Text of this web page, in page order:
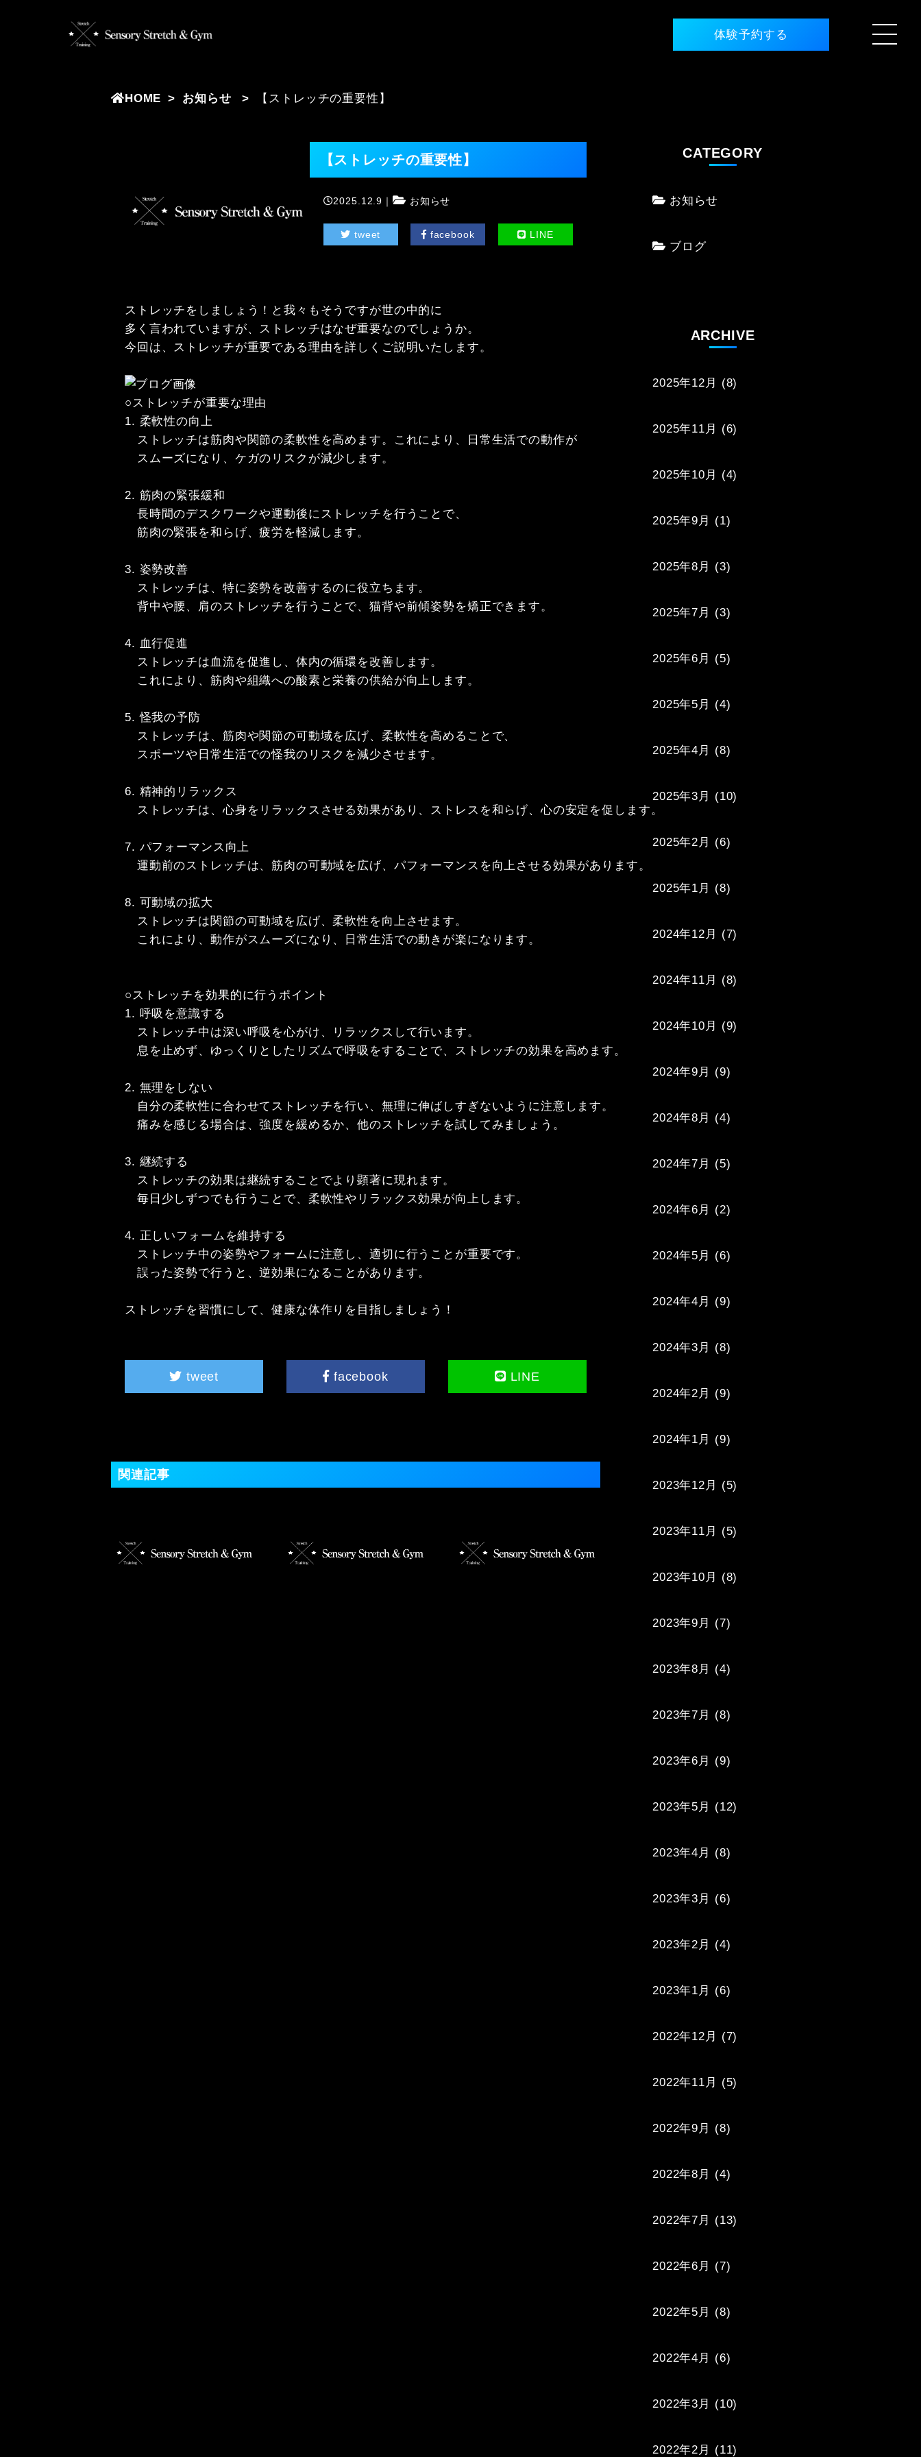
体験予約する
HOME お知らせ 【ストレッチの重要性】
【ストレッチの重要性】
2025.12.9｜ お知らせ
tweet facebook LINE
ストレッチをしましょう！と我々もそうですが世の中的に
多く言われていますが、ストレッチはなぜ重要なのでしょうか。
今回は、ストレッチが重要である理由を詳しくご説明いたします。
○ストレッチが重要な理由
1. 柔軟性の向上
ストレッチは筋肉や関節の柔軟性を高めます。これにより、日常生活での動作が
スムーズになり、ケガのリスクが減少します。
2. 筋肉の緊張緩和
長時間のデスクワークや運動後にストレッチを行うことで、
筋肉の緊張を和らげ、疲労を軽減します。
3. 姿勢改善
ストレッチは、特に姿勢を改善するのに役立ちます。
背中や腰、肩のストレッチを行うことで、猫背や前傾姿勢を矯正できます。
4. 血行促進
ストレッチは血流を促進し、体内の循環を改善します。
これにより、筋肉や組織への酸素と栄養の供給が向上します。
5. 怪我の予防
ストレッチは、筋肉や関節の可動域を広げ、柔軟性を高めることで、
スポーツや日常生活での怪我のリスクを減少させます。
6. 精神的リラックス
ストレッチは、心身をリラックスさせる効果があり、ストレスを和らげ、心の安定を促します。
7. パフォーマンス向上
運動前のストレッチは、筋肉の可動域を広げ、パフォーマンスを向上させる効果があります。
8. 可動域の拡大
ストレッチは関節の可動域を広げ、柔軟性を向上させます。
これにより、動作がスムーズになり、日常生活での動きが楽になります。
○ストレッチを効果的に行うポイント
1. 呼吸を意識する
ストレッチ中は深い呼吸を心がけ、リラックスして行います。
息を止めず、ゆっくりとしたリズムで呼吸をすることで、ストレッチの効果を高めます。
2. 無理をしない
自分の柔軟性に合わせてストレッチを行い、無理に伸ばしすぎないように注意します。
痛みを感じる場合は、強度を緩めるか、他のストレッチを試してみましょう。
3. 継続する
ストレッチの効果は継続することでより顕著に現れます。
毎日少しずつでも行うことで、柔軟性やリラックス効果が向上します。
4. 正しいフォームを維持する
ストレッチ中の姿勢やフォームに注意し、適切に行うことが重要です。
誤った姿勢で行うと、逆効果になることがあります。
ストレッチを習慣にして、健康な体作りを目指しましょう！
tweet facebook LINE
関連記事
CATEGORY
お知らせ
ブログ
ARCHIVE
2025年12月 (8)
2025年11月 (6)
2025年10月 (4)
2025年9月 (1)
2025年8月 (3)
2025年7月 (3)
2025年6月 (5)
2025年5月 (4)
2025年4月 (8)
2025年3月 (10)
2025年2月 (6)
2025年1月 (8)
2024年12月 (7)
2024年11月 (8)
2024年10月 (9)
2024年9月 (9)
2024年8月 (4)
2024年7月 (5)
2024年6月 (2)
2024年5月 (6)
2024年4月 (9)
2024年3月 (8)
2024年2月 (9)
2024年1月 (9)
2023年12月 (5)
2023年11月 (5)
2023年10月 (8)
2023年9月 (7)
2023年8月 (4)
2023年7月 (8)
2023年6月 (9)
2023年5月 (12)
2023年4月 (8)
2023年3月 (6)
2023年2月 (4)
2023年1月 (6)
2022年12月 (7)
2022年11月 (5)
2022年9月 (8)
2022年8月 (4)
2022年7月 (13)
2022年6月 (7)
2022年5月 (8)
2022年4月 (6)
2022年3月 (10)
2022年2月 (11)